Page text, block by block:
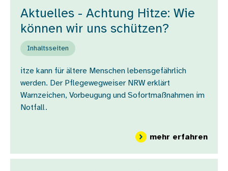
Aktuelles - Achtung Hitze: Wie
können wir uns schützen?
Inhaltsseiten
itze kann für ältere Menschen lebensgefährlich
werden. Der Pflegewegweiser NRW erklärt
Warnzeichen, Vorbeugung und Sofortmaßnahmen im
Notfall.
mehr erfahrenüber